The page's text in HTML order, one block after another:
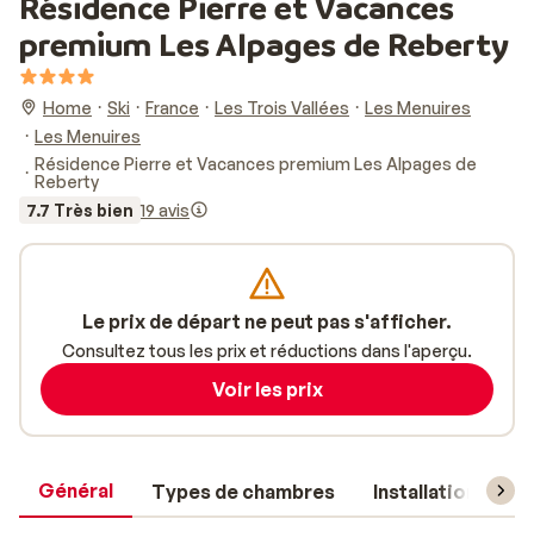
premium Les Alpages de Reberty
Home Ski France Les Trois Vallées
Les Menuires
Les Menuires
Résidence Pierre et Vacances premium Les Alpages de
Reberty
7.7 Très bien 19 avis
Général Types de chambres Installations
Le prix de départ ne peut pas s'afficher.
Consultez tous les prix et réductions dans l'aperçu.
Voir les prix